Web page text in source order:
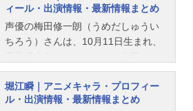
ィール・出演情報・最新情報まとめ
声優の梅田修一朗（うめだしゅうい
ちろう）さんは、10月11日生まれ、
朗さんのプロフィールと関連記事を
紹介します。
堀江瞬｜アニメキャラ・プロフィー
ル・出演情報・最新情報まとめ